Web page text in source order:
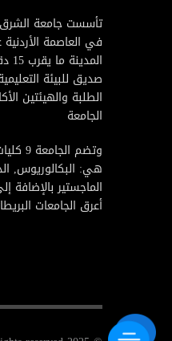
في العاصمة
صديق للبيئة
الطلبة والهيئتين
الجامعة
هي: البكالوريوس,
الماجستير
أعرق الجامعات